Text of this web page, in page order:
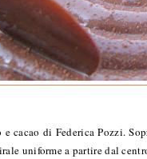
cacao di Federica Pozzi.
uniforme a partire dal